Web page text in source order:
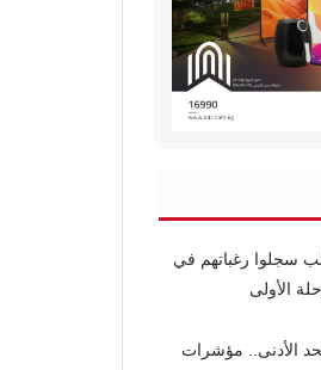
سجلوا رغباتهم في
الأولى
الأدنى.. مؤشرات